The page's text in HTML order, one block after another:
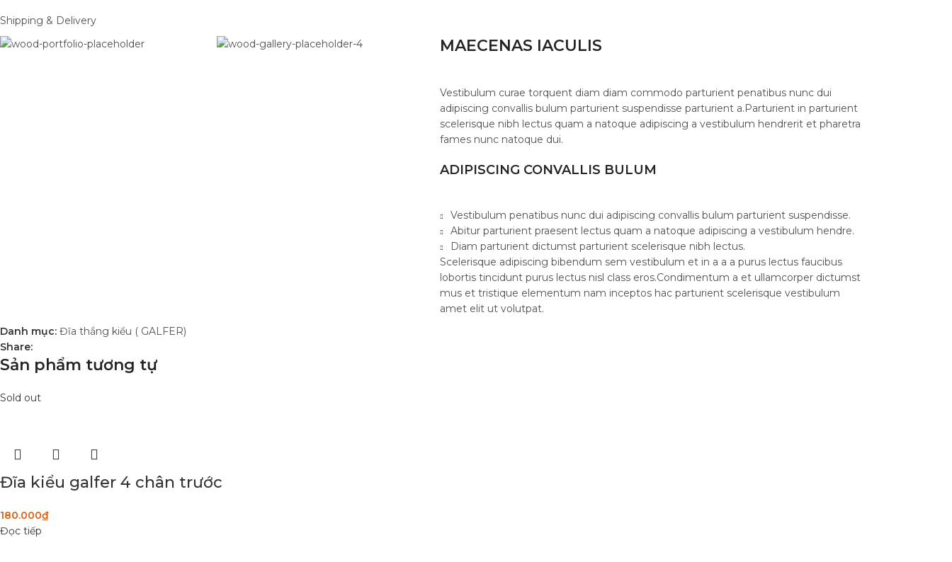
Shipping & Delivery
MAECENAS IACULIS
Vestibulum curae torquent diam diam commodo parturient penatibus nunc dui
adipiscing convallis bulum parturient suspendisse parturient a.Parturient in parturient
scelerisque nibh lectus quam a natoque adipiscing a vestibulum hendrerit et pharetra
fames nunc natoque dui.
ADIPISCING CONVALLIS BULUM
Vestibulum penatibus nunc dui adipiscing convallis bulum parturient suspendisse.
Abitur parturient praesent lectus quam a natoque adipiscing a vestibulum hendre.
Diam parturient dictumst parturient scelerisque nibh lectus.
Scelerisque adipiscing bibendum sem vestibulum et in a a a purus lectus faucibus
lobortis tincidunt purus lectus nisl class eros.Condimentum a et ullamcorper dictumst
mus et tristique elementum nam inceptos hac parturient scelerisque vestibulum
amet elit ut volutpat.
Danh mục: Đĩa thắng kiểu ( GALFER)
Share:
Sản phẩm tương tự
Sold out
Đĩa kiểu galfer 4 chân trước
180.000₫
Đọc tiếp